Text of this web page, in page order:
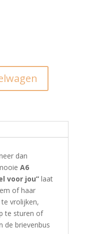
dan
A6
voor jou”laat
of haar
vrolijken,
te sturen of
de brievenbus